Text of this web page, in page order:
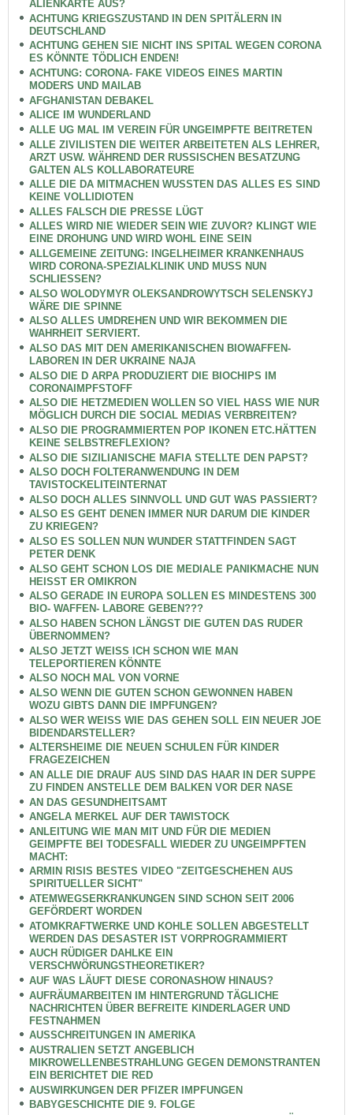
ALIENKARTE AUS?
ACHTUNG KRIEGSZUSTAND IN DEN SPITÄLERN IN
DEUTSCHLAND
ACHTUNG GEHEN SIE NICHT INS SPITAL WEGEN CORONA
ES KÖNNTE TÖDLICH ENDEN!
ACHTUNG: CORONA- FAKE VIDEOS EINES MARTIN
MODERS UND MAILAB
AFGHANISTAN DEBAKEL
ALICE IM WUNDERLAND
ALLE UG MAL IM VEREIN FÜR UNGEIMPFTE BEITRETEN
ALLE ZIVILISTEN DIE WEITER ARBEITETEN ALS LEHRER,
ARZT USW. WÄHREND DER RUSSISCHEN BESATZUNG
GALTEN ALS KOLLABORATEURE
ALLE DIE DA MITMACHEN WUSSTEN DAS ALLES ES SIND
KEINE VOLLIDIOTEN
ALLES FALSCH DIE PRESSE LÜGT
ALLES WIRD NIE WIEDER SEIN WIE ZUVOR? KLINGT WIE
EINE DROHUNG UND WIRD WOHL EINE SEIN
ALLGEMEINE ZEITUNG: INGELHEIMER KRANKENHAUS
WIRD CORONA-SPEZIALKLINIK UND MUSS NUN
SCHLIESSEN?
ALSO WOLODYMYR OLEKSANDROWYTSCH SELENSKYJ
WÄRE DIE SPINNE
ALSO ALLES UMDREHEN UND WIR BEKOMMEN DIE
WAHRHEIT SERVIERT.
ALSO DAS MIT DEN AMERIKANISCHEN BIOWAFFEN-
LABOREN IN DER UKRAINE NAJA
ALSO DIE D ARPA PRODUZIERT DIE BIOCHIPS IM
CORONAIMPFSTOFF
ALSO DIE HETZMEDIEN WOLLEN SO VIEL HASS WIE NUR
MÖGLICH DURCH DIE SOCIAL MEDIAS VERBREITEN?
ALSO DIE PROGRAMMIERTEN POP IKONEN ETC.HÄTTEN
KEINE SELBSTREFLEXION?
ALSO DIE SIZILIANISCHE MAFIA STELLTE DEN PAPST?
ALSO DOCH FOLTERANWENDUNG IN DEM
TAVISTOCKELITEINTERNAT
ALSO DOCH ALLES SINNVOLL UND GUT WAS PASSIERT?
ALSO ES GEHT DENEN IMMER NUR DARUM DIE KINDER
ZU KRIEGEN?
ALSO ES SOLLEN NUN WUNDER STATTFINDEN SAGT
PETER DENK
ALSO GEHT SCHON LOS DIE MEDIALE PANIKMACHE NUN
HEISST ER OMIKRON
ALSO GERADE IN EUROPA SOLLEN ES MINDESTENS 300
BIO- WAFFEN- LABORE GEBEN???
ALSO HABEN SCHON LÄNGST DIE GUTEN DAS RUDER
ÜBERNOMMEN?
ALSO JETZT WEISS ICH SCHON WIE MAN
TELEPORTIEREN KÖNNTE
ALSO NOCH MAL VON VORNE
ALSO WENN DIE GUTEN SCHON GEWONNEN HABEN
WOZU GIBTS DANN DIE IMPFUNGEN?
ALSO WER WEISS WIE DAS GEHEN SOLL EIN NEUER JOE
BIDENDARSTELLER?
ALTERSHEIME DIE NEUEN SCHULEN FÜR KINDER
FRAGEZEICHEN
AN ALLE DIE DRAUF AUS SIND DAS HAAR IN DER SUPPE
ZU FINDEN ANSTELLE DEM BALKEN VOR DER NASE
AN DAS GESUNDHEITSAMT
ANGELA MERKEL AUF DER TAWISTOCK
ANLEITUNG WIE MAN MIT UND FÜR DIE MEDIEN
GEIMPFTE BEI TODESFALL WIEDER ZU UNGEIMPFTEN
MACHT:
ARMIN RISIS BESTES VIDEO "ZEITGESCHEHEN AUS
SPIRITUELLER SICHT"
ATEMWEGSERKRANKUNGEN SIND SCHON SEIT 2006
GEFÖRDERT WORDEN
ATOMKRAFTWERKE UND KOHLE SOLLEN ABGESTELLT
WERDEN DAS DESASTER IST VORPROGRAMMIERT
AUCH RÜDIGER DAHLKE EIN
VERSCHWÖRUNGSTHEORETIKER?
AUF WAS LÄUFT DIESE CORONASHOW HINAUS?
AUFRÄUMARBEITEN IM HINTERGRUND TÄGLICHE
NACHRICHTEN ÜBER BEFREITE KINDERLAGER UND
FESTNAHMEN
AUSSCHREITUNGEN IN AMERIKA
AUSTRALIEN SETZT ANGEBLICH
MIKROWELLENBESTRAHLUNG GEGEN DEMONSTRANTEN
EIN BERICHTET DIE RED
AUSWIRKUNGEN DER PFIZER IMPFUNGEN
BABYGESCHICHTE DIE 9. FOLGE